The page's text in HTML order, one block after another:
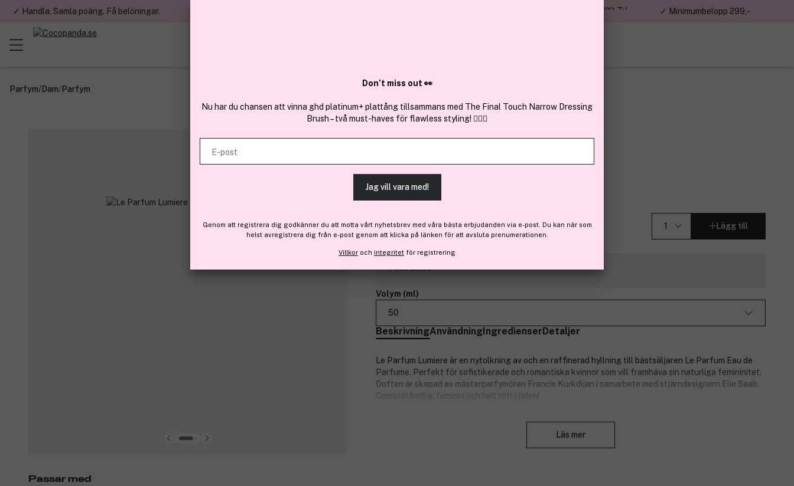
✓ Handla. Samla poäng. Få belöningar.
✓ Över 1,5 miljon kunder – Trustpilot 4,7
✓ Minimumbelopp 299,-
Parfym/Dam/Parfym
Le Parfum Lumiere Eau de Parfum 50 ml
1 052 kr Lägg till
Finns online
Volym (ml)
50
BeskrivningAnvändningIngredienserDetaljer
Le Parfum Lumiere är en nytolkning av och en raffinerad hyllning till bästsäljaren Le Parfum Eau de
Parfume. Perfekt för sofistikerade och romantiska kvinnor som vill framhäva sin naturliga femininitet.
Doften är skapad av mästerparfymören Francis Kurkdijan i samarbete med stjärndesignern Elie Saab.
Oemotståndlig, feminin och helt rätt i tiden!
Hjärtnoter: Jasmin, apelsinblomma.
Läs mer
Passar med
Don’t miss out 👀
Nu har du chansen att vinna ghd platinum+ plattång tillsammans med The Final Touch Narrow Dressing
Brush – två must-haves för flawless styling! 💇‍♀️✨
E-post
Jag vill vara med!
Genom att registrera dig godkänner du att motta vårt nyhetsbrev med våra bästa erbjudanden via e-post. Du kan när som
helst avregistrera dig från e-post genom att klicka på länken för att avsluta prenumerationen.
Villkor och integritet för registrering